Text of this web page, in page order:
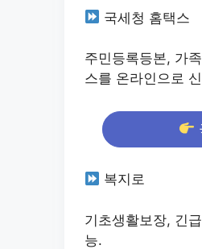
국세청 홈택스
주민등록등본, 가
스를 온라인으로
복지로
기초생활보장, 긴
능.